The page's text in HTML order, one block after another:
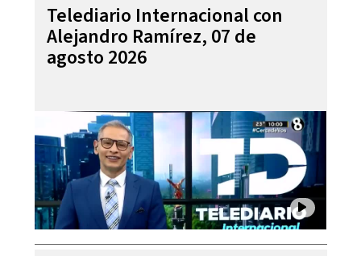
Telediario Internacional con
Alejandro Ramírez, 07 de
agosto 2026